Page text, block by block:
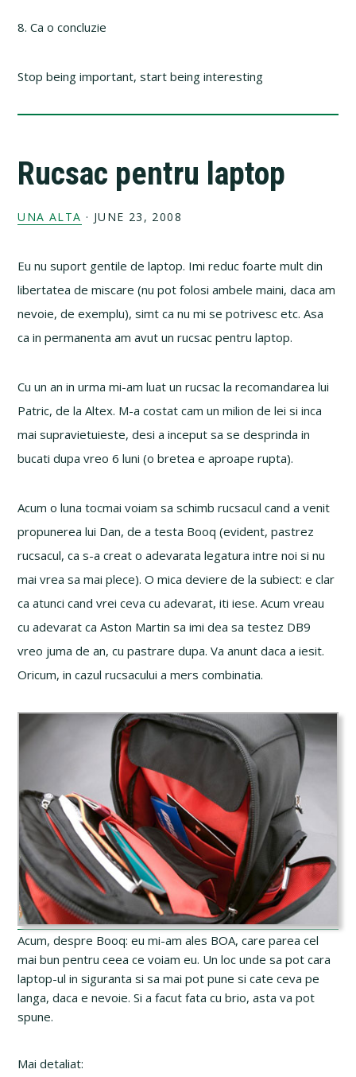
8. Ca o concluzie
Stop being important, start being interesting
Rucsac pentru laptop
UNA ALTA · JUNE 23, 2008
Eu nu suport gentile de laptop. Imi reduc foarte mult din
libertatea de miscare (nu pot folosi ambele maini, daca am
nevoie, de exemplu), simt ca nu mi se potrivesc etc. Asa
ca in permanenta am avut un rucsac pentru laptop.
Cu un an in urma mi-am luat un rucsac la recomandarea lui
Patric, de la Altex. M-a costat cam un milion de lei si inca
mai supravietuieste, desi a inceput sa se desprinda in
bucati dupa vreo 6 luni (o bretea e aproape rupta).
Acum o luna tocmai voiam sa schimb rucsacul cand a venit
propunerea lui Dan, de a testa Booq (evident, pastrez
rucsacul, ca s-a creat o adevarata legatura intre noi si nu
mai vrea sa mai plece). O mica deviere de la subiect: e clar
ca atunci cand vrei ceva cu adevarat, iti iese. Acum vreau
cu adevarat ca Aston Martin sa imi dea sa testez DB9
vreo juma de an, cu pastrare dupa. Va anunt daca a iesit.
Oricum, in cazul rucsacului a mers combinatia.
Acum, despre Booq: eu mi-am ales BOA, care parea cel
mai bun pentru ceea ce voiam eu. Un loc unde sa pot cara
laptop-ul in siguranta si sa mai pot pune si cate ceva pe
langa, daca e nevoie. Si a facut fata cu brio, asta va pot
spune.
Mai detaliat: